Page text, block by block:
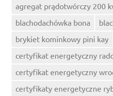
agregat prądotwórczy 200
blachodachówka bona
brykiet kominkowy pini kay
certyfikat energetyczny
certyfikat energetyczny
certyfikaty energetyczne